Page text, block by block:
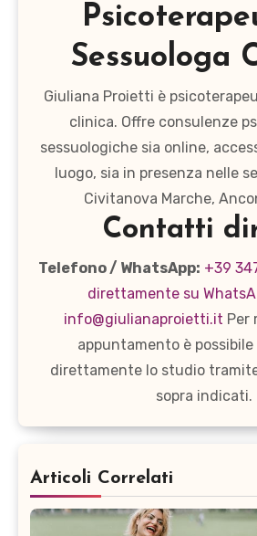
Sessuologa
Giuliana Proietti è
clinica. Offre consulenze
sessuologiche sia online,
luogo, sia in presenza nelle
Civitanova Marche,
Contatti
Telefono / WhatsApp: +39
direttamente su
info@giulianaproietti.it Per
appuntamento è
direttamente lo studio
sopra indicati.
Articoli Correlati